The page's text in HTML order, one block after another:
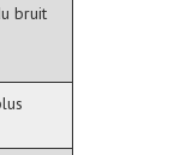
bruit